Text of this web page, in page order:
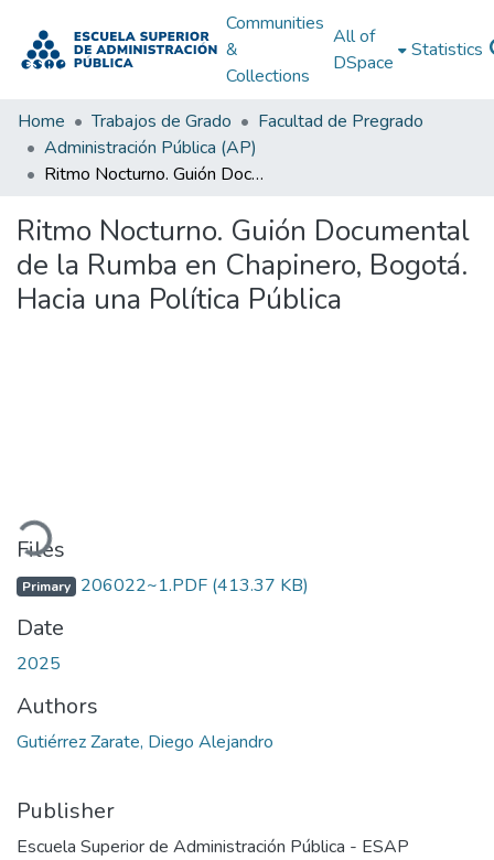
Communities
&
Collections
All of
DSpace
Statistics
Home Trabajos de Grado
Facultad de Pregrado
Administración Pública (AP)
Ritmo Nocturno. Guión Documental de la Rumba en Chapinero, Bogotá. Hacia una Política Pública
Ritmo Nocturno. Guión Documental
de la Rumba en Chapinero, Bogotá.
Hacia una Política Pública
Loading...
Files
Primary 206022~1.PDF (413.37 KB)
Date
2025
Authors
Gutiérrez Zarate, Diego Alejandro
Publisher
Escuela Superior de Administración Pública - ESAP